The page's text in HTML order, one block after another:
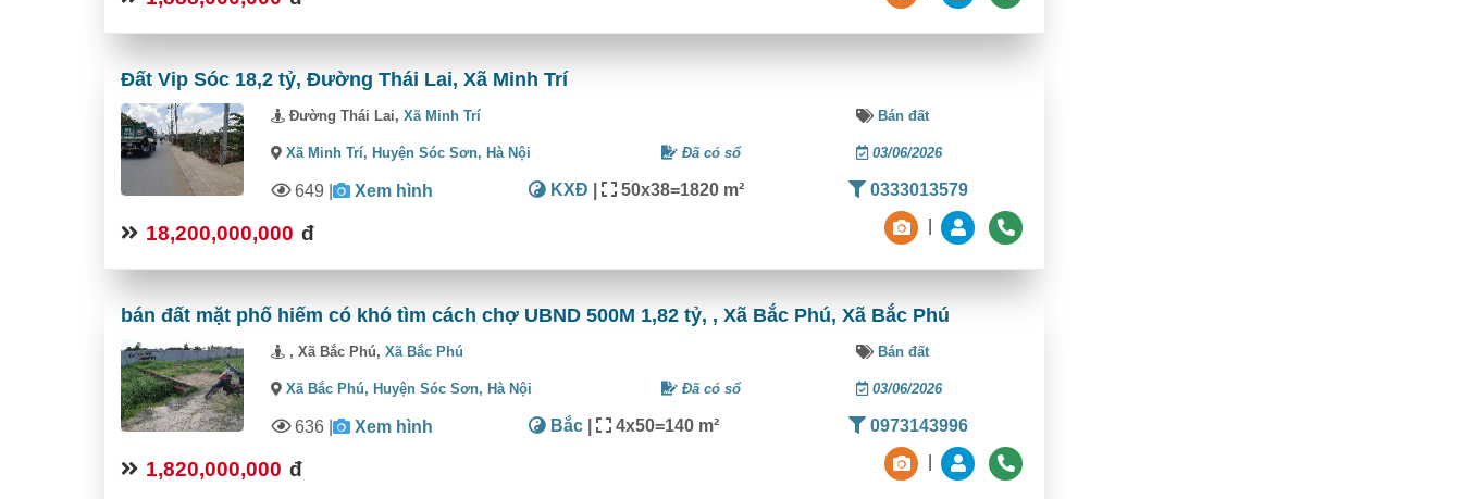
Đất Vip Sóc 18,2 tỷ, Đường Thái Lai, Xã Minh Trí
Đường Thái Lai,Xã Minh Trí Bán đất
Xã Minh Trí, Huyện Sóc Sơn, Hà Nội Đã có sổ 03/06/2026
649 | Xem hình KXĐ 50x38=1820 m² 0333013579
18,200,000,000 đ
bán đất mặt phố hiếm có khó tìm cách chợ UBND 500M 1,82 tỷ, , Xã Bắc Phú, Xã Bắc Phú
, Xã Bắc Phú,Xã Bắc Phú Bán đất
Xã Bắc Phú, Huyện Sóc Sơn, Hà Nội Đã có sổ 03/06/2026
636 | Xem hình Bắc| 4x50=140 m² 0973143996
1,820,000,000 đ